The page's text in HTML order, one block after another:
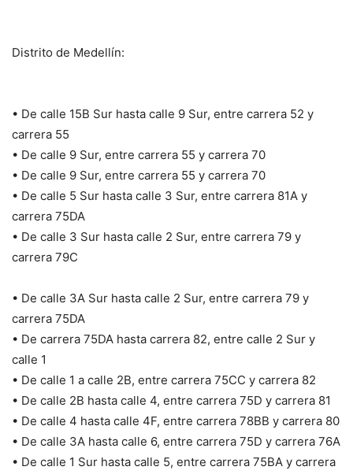
Distrito de Medellín:
• De calle 15B Sur hasta calle 9 Sur, entre carrera 52 y
carrera 55
• De calle 9 Sur, entre carrera 55 y carrera 70
• De calle 9 Sur, entre carrera 55 y carrera 70
• De calle 5 Sur hasta calle 3 Sur, entre carrera 81A y
carrera 75DA
• De calle 3 Sur hasta calle 2 Sur, entre carrera 79 y
carrera 79C
• De calle 3A Sur hasta calle 2 Sur, entre carrera 79 y
carrera 75DA
• De carrera 75DA hasta carrera 82, entre calle 2 Sur y
calle 1
• De calle 1 a calle 2B, entre carrera 75CC y carrera 82
• De calle 2B hasta calle 4, entre carrera 75D y carrera 81
• De calle 4 hasta calle 4F, entre carrera 78BB y carrera 80
• De calle 3A hasta calle 6, entre carrera 75D y carrera 76A
• De calle 1 Sur hasta calle 5, entre carrera 75BA y carrera